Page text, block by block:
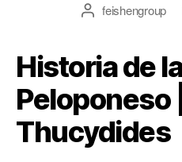
feishengroup
Historia de
Peloponeso |
Thucydides